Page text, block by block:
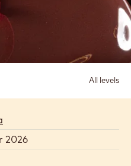
All levels
2026